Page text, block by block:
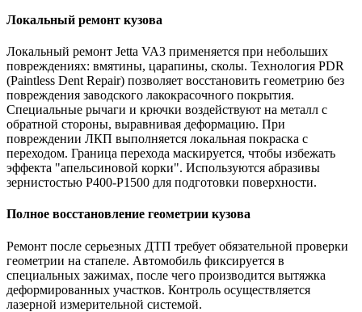
Локальный ремонт кузова
Локальный ремонт Jetta VA3 применяется при небольших
повреждениях: вмятины, царапины, сколы. Технология PDR
(Paintless Dent Repair) позволяет восстановить геометрию без
повреждения заводского лакокрасочного покрытия.
Специальные рычаги и крючки воздействуют на металл с
обратной стороны, выравнивая деформацию. При
повреждении ЛКП выполняется локальная покраска с
переходом. Граница перехода маскируется, чтобы избежать
эффекта "апельсиновой корки". Используются абразивы
зернистостью P400-P1500 для подготовки поверхности.
Полное восстановление геометрии кузова
Ремонт после серьезных ДТП требует обязательной проверки
геометрии на стапеле. Автомобиль фиксируется в
специальных зажимах, после чего производится вытяжка
деформированных участков. Контроль осуществляется
лазерной измерительной системой.